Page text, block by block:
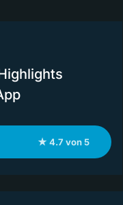
★ 4.7 von 5